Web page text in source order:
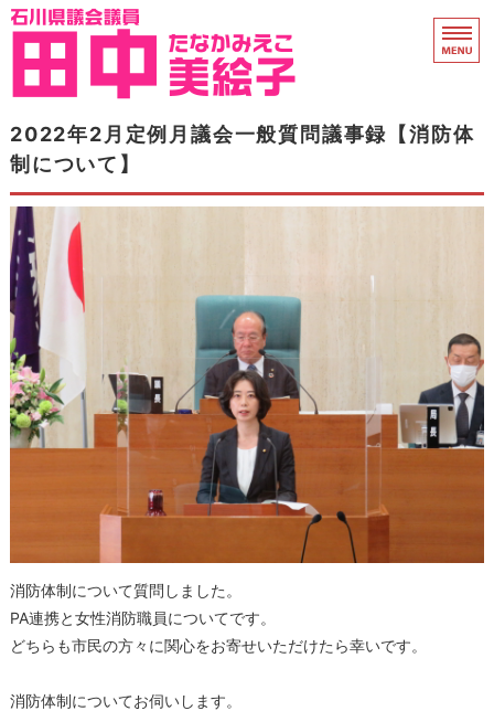
石川県議会議員 田中
ホーム
県議会活動
プロフィール
衆院議員時代
支援のお願い
2022年2月定例月議会一般質問議事録【消防体
制について】
消防体制について質問しました。
PA連携と女性消防職員についてです。
どちらも市民の方々に関心をお寄せいただけたら幸いです。
消防体制についてお伺いします。